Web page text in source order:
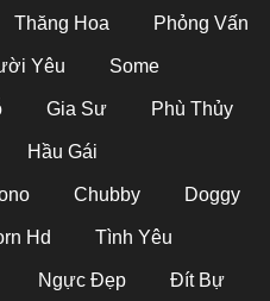
Thăng Hoa Phỏng Vấn
Yêu Some
Gia Sư Phù Thủy
Hầu Gái
Chubby Doggy
Hd Tình Yêu
Ngực Đẹp Đít Bự